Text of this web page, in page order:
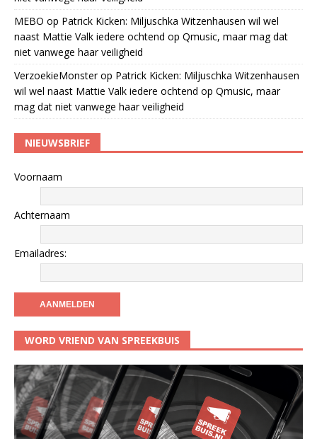
MEBO op Patrick Kicken: Miljuschka Witzenhausen wil wel
naast Mattie Valk iedere ochtend op Qmusic, maar mag dat
niet vanwege haar veiligheid
VerzoekieMonsterop Patrick Kicken: Miljuschka Witzenhausen
wil wel naast Mattie Valk iedere ochtend op Qmusic, maar
mag dat niet vanwege haar veiligheid
NIEUWSBRIEF
Voornaam
Achternaam
Emailadres:
WORD VRIEND VAN SPREEKBUIS